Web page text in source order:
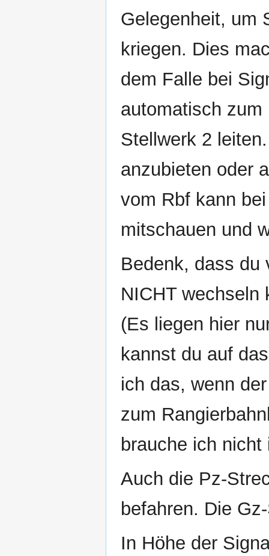
Gelegenheit, um
kriegen. Dies
dem Falle bei
automatisch zum
Stellwerk 2
anzubieten oder
vom Rbf kann
mitschauen und
Bedenk, dass du
NICHT wechseln
(Es liegen hier
kannst du auf
ich das, wenn
zum
brauche ich
Auch die
befahren. Die
In Höhe der